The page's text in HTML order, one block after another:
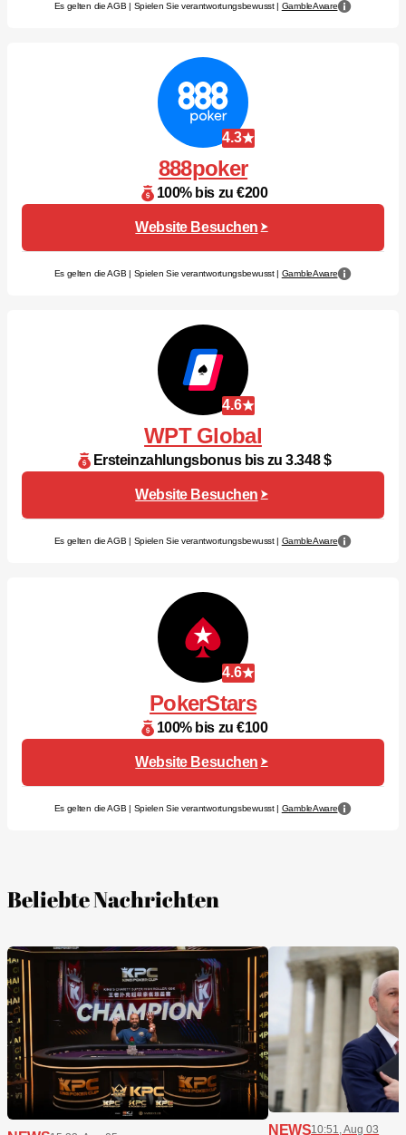
Es gelten die AGB | Spielen Sie verantwortungsbewusst | GambleAware
4.3
888poker
100% bis zu €200
Website Besuchen
Es gelten die AGB | Spielen Sie verantwortungsbewusst | GambleAware
4.6
WPT Global
Ersteinzahlungsbonus bis zu 3.348 $
Website Besuchen
Es gelten die AGB | Spielen Sie verantwortungsbewusst | GambleAware
4.6
PokerStars
100% bis zu €100
Website Besuchen
Es gelten die AGB | Spielen Sie verantwortungsbewusst | GambleAware
Beliebte Nachrichten
NEWS10:51, Aug 03